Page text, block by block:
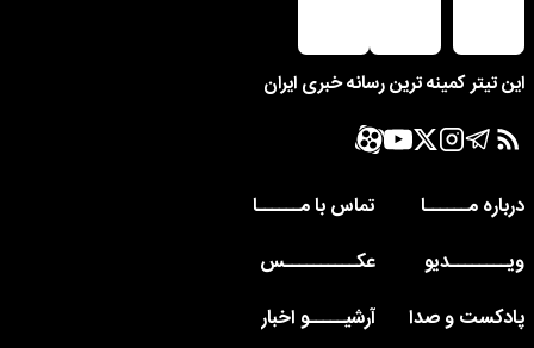
این تیتر کمینه ترین رسانه خبری ایران
درباره مــــــا
تماس با مــــــا
ویــــــــدیو
عکــــــــــس
پادکست و صدا
آرشیـــــو اخبار